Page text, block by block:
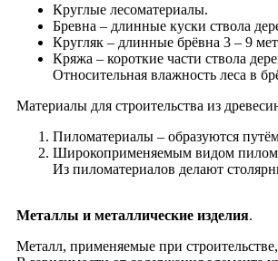
Круглые лесоматериалы.
Бревна – длинные куски ствола
Кругляк – длинные брёвна 3 – 9
Кряжа – короткие части ствола
Относительная влажность леса в
Материалы для строительства из
Пиломатериалы – образуются
Широкоприменяемым видом
Из пиломатериалов делают
Металлы и металлические изделия.
Металл, применяемые при